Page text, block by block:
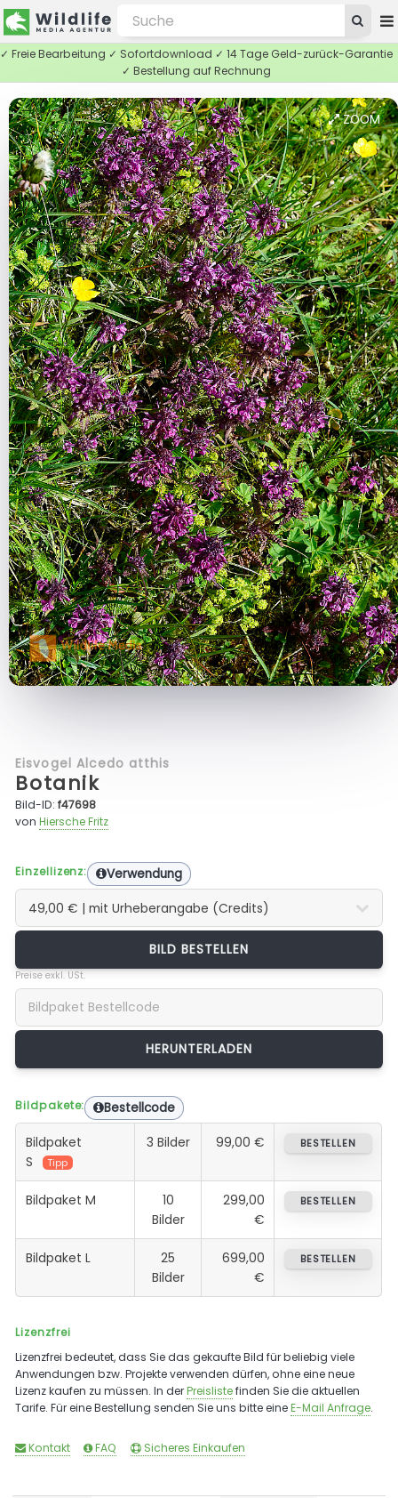
✓ Freie Bearbeitung ✓ Sofortdownload ✓ 14 Tage Geld-zurück-Garantie
✓ Bestellung auf Rechnung
ZOOM
Eisvogel Alcedo atthis
Botanik
Bild-ID:f47698
vonHiersche Fritz
Einzellizenz: Verwendung
BILD BESTELLEN
Preise exkl. USt.
Bildpakete: Bestellcode
Bildpaket
S
Tipp
3 Bilder 99,00 € BESTELLEN
Bildpaket M
10
Bilder
299,00
€
BESTELLEN
Bildpaket L
25
Bilder
699,00
€
BESTELLEN
Lizenzfrei
Lizenzfrei bedeutet, dass Sie das gekaufte Bild für beliebig viele
Anwendungen bzw. Projekte verwenden dürfen, ohne eine neue
Lizenz kaufen zu müssen. In derPreislistefinden Sie die aktuellen
Tarife. Für eine Bestellung senden Sie uns bitte eineE-Mail Anfrage.
Kontakt FAQ Sicheres Einkaufen